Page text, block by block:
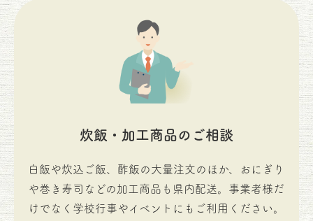
炊飯・加工商品のご相談
白飯や炊込ご飯、酢飯の大量注文のほか、おにぎり
や巻き寿司などの加工商品も県内配送。事業者様だ
けでなく学校行事やイベントにもご利用ください。